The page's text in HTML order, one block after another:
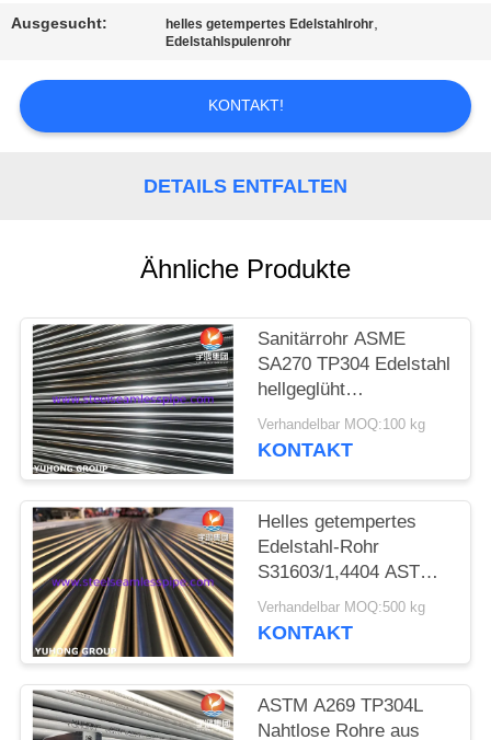
SIE EIN
ZITAT
COMPANY
PRIVACY
POLICY
Ausgesucht: helles getempertes Edelstahlrohr,
Edelstahlspulenrohr
KONTAKT!
DETAILS ENTFALTEN
Ähnliche Produkte
Sanitärrohr ASME
SA270 TP304 Edelstahl
hellgeglüht
(Gewindeende)
Verhandelbar MOQ:100 kg
KONTAKT
Helles getempertes
Edelstahl-Rohr
S31603/1,4404 ASTM
A269 TP316L/UNS
Verhandelbar MOQ:500 kg
KONTAKT
ASTM A269 TP304L
Nahtlose Rohre aus